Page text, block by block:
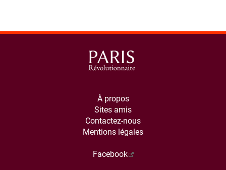
À propos
Sites amis
Contactez-nous
Mentions légales
Facebook